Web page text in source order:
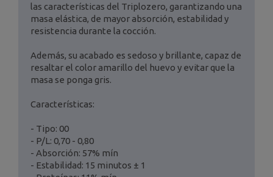
las características del Triplozero, garantizando una
masa elástica, de mayor absorción, estabilidad y
resistencia durante la cocción.
Además, su acabado es sedoso y brillante, capaz de
resaltar el color amarillo del huevo y evitar que la
masa se ponga gris.
Características:
- Tipo: 00
- P/L: 0,70 - 0,80
- Absorción: 57% mín
- Estabilidad: 15 minutos ± 1